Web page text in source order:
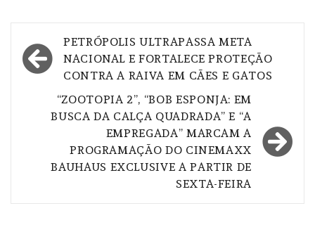
Navegação
de
PETRÓPOLIS ULTRAPASSA META
NACIONAL E FORTALECE PROTEÇÃO
CONTRA A RAIVA EM CÃES E GATOS
“ZOOTOPIA 2”, “BOB ESPONJA: EM
BUSCA DA CALÇA QUADRADA” E “A
EMPREGADA” MARCAM A
PROGRAMAÇÃO DO CINEMAXX
BAUHAUS EXCLUSIVE A PARTIR DE
SEXTA-FEIRA